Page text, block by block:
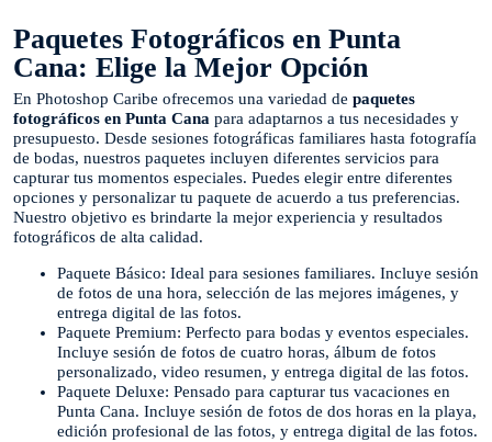
Paquetes Fotográficos en Punta
Cana: Elige la Mejor Opción
En Photoshop Caribe ofrecemos una variedad de paquetes
fotográficos en Punta Cana para adaptarnos a tus necesidades y
presupuesto. Desde sesiones fotográficas familiares hasta fotografía
de bodas, nuestros paquetes incluyen diferentes servicios para
capturar tus momentos especiales. Puedes elegir entre diferentes
opciones y personalizar tu paquete de acuerdo a tus preferencias.
Nuestro objetivo es brindarte la mejor experiencia y resultados
fotográficos de alta calidad.
Paquete Básico: Ideal para sesiones familiares. Incluye sesión
de fotos de una hora, selección de las mejores imágenes, y
entrega digital de las fotos.
Paquete Premium: Perfecto para bodas y eventos especiales.
Incluye sesión de fotos de cuatro horas, álbum de fotos
personalizado, video resumen, y entrega digital de las fotos.
Paquete Deluxe: Pensado para capturar tus vacaciones en
Punta Cana. Incluye sesión de fotos de dos horas en la playa,
edición profesional de las fotos, y entrega digital de las fotos.